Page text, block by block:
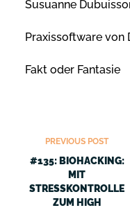
Susuanne
Praxissoftware von
Fakt oder Fantasie
PREVIOUS POST
#135: BIOHACKING:
MIT
STRESSKONTROLLE
ZUM HIGH